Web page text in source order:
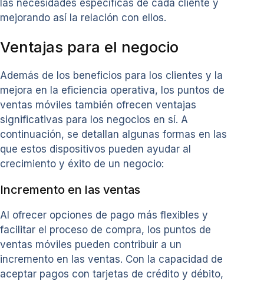
las necesidades específicas de cada cliente y
mejorando así la relación con ellos.
Ventajas para el negocio
Además de los beneficios para los clientes y la
mejora en la eficiencia operativa, los puntos de
ventas móviles también ofrecen ventajas
significativas para los negocios en sí. A
continuación, se detallan algunas formas en las
que estos dispositivos pueden ayudar al
crecimiento y éxito de un negocio:
Incremento en las ventas
Al ofrecer opciones de pago más flexibles y
facilitar el proceso de compra, los puntos de
ventas móviles pueden contribuir a un
incremento en las ventas. Con la capacidad de
aceptar pagos con tarjetas de crédito y débito,